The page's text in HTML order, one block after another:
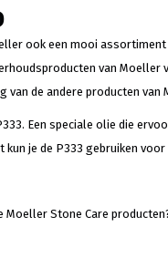
ook een mooi
van Moeller
de andere producten
Een speciale olie die
je de P333 gebruiken
Stone Care